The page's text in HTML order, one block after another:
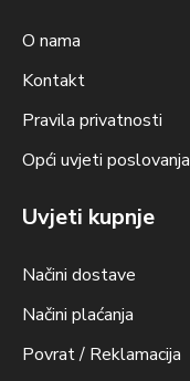
O nama
Kontakt
Pravila privatnosti
Opći uvjeti poslovanja
Uvjeti kupnje
Načini dostave
Načini plaćanja
Povrat / Reklamacija